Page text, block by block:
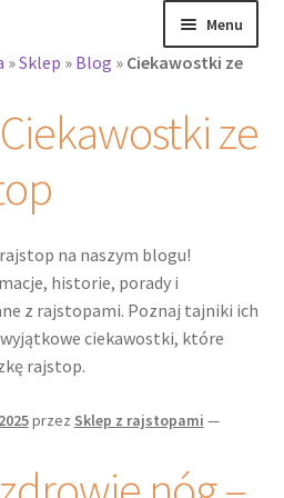
Menu
»Sklep » Blog » Ciekawostki ze
Ciekawostki ze
na naszym blogu!
historie, porady i
z rajstopami. Poznaj tajniki ich
ciekawostki, które
rajstop.
przez Sklep z rajstopami —